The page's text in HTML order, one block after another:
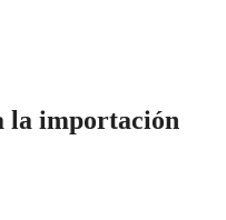
la importación